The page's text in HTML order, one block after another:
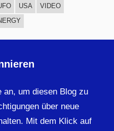
USA
VIDEO
an, um diesen Blog zu
über neue
Mit dem Klick auf